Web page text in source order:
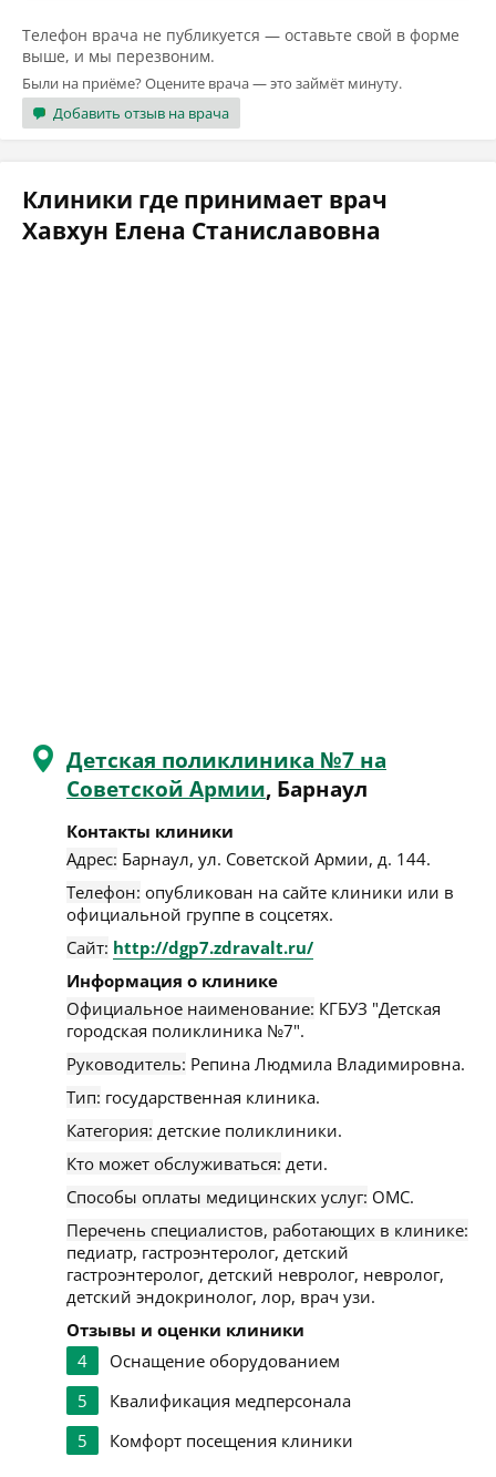
Телефон врача не публикуется — оставьте свой в форме
выше, и мы перезвоним.
Были на приёме? Оцените врача — это займёт минуту.
Добавить отзыв на врача
Клиники где принимает врач
Хавхун Елена Станиславовна
Детская поликлиника №7 на
Советской Армии, Барнаул
Контакты клиники
Адрес: Барнаул, ул. Советской Армии, д. 144.
Телефон: опубликован на сайте клиники или в
официальной группе в соцсетях.
Сайт: http://dgp7.zdravalt.ru/
Информация о клинике
Официальное наименование: КГБУЗ "Детская
городская поликлиника №7".
Руководитель: Репина Людмила Владимировна.
Тип: государственная клиника.
Категория: детские поликлиники.
Кто может обслуживаться: дети.
Способы оплаты медицинских услуг: ОМС.
Перечень специалистов, работающих в клинике:
педиатр, гастроэнтеролог, детский
гастроэнтеролог, детский невролог, невролог,
детский эндокринолог, лор, врач узи.
Отзывы и оценки клиники
4
Оснащение оборудованием
5
Квалификация медперсонала
5
Комфорт посещения клиники